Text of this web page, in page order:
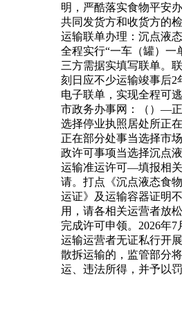
明，严酷落实食物平安
共同发货方和收货方的检
运输联单办理：沉点液
全程实行“一车（罐）一
三方需据实填写联单。
刻日应不少运输竣事后2
电子联单，实现全程可
市政务办事网：（）—
选择停业执照居处所正
正在部分处事当选择市
政许可事项当选择沉点
运输准运许可—填报相
请。打点《沉点液态食
运证》及运输容器证明
用，请各相关运营者放
完成许可申领。2026年7
运输运营者无证私行开
散拆运输的，监管部分
运、违法所得，并予以罚